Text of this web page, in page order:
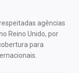
agências
Reino Unido, por
para